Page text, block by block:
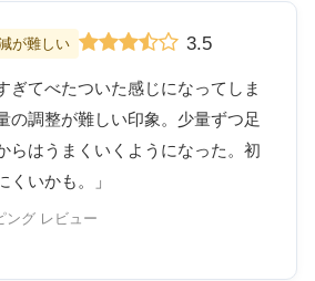
が難しい 3.5
ぎてべたついた感じになってしま
の調整が難しい印象。少量ずつ足
らはうまくいくようになった。初
くいかも。」
ング レビュー